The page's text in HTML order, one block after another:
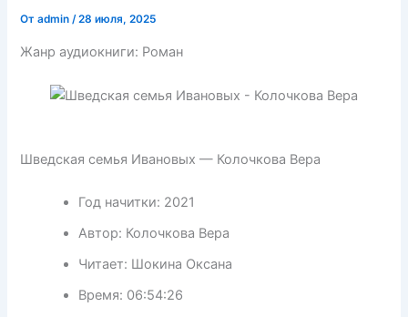
Отadmin/28 июля, 2025
Жанр аудиокниги: Роман
Шведская семья Ивановых — Колочкова Вера
Год начитки: 2021
Автор: Колочкова Вера
Читает: Шокина Оксана
Время: 06:54:26